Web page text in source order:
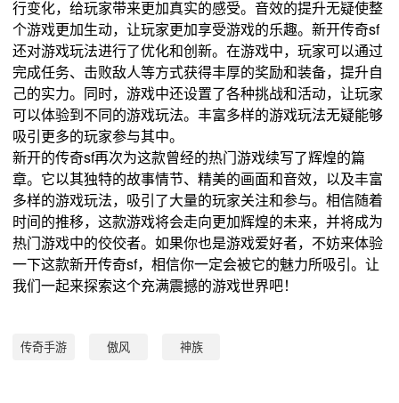
行变化，给玩家带来更加真实的感受。音效的提升无疑使整
个游戏更加生动，让玩家更加享受游戏的乐趣。新开传奇sf
还对游戏玩法进行了优化和创新。在游戏中，玩家可以通过
完成任务、击败敌人等方式获得丰厚的奖励和装备，提升自
己的实力。同时，游戏中还设置了各种挑战和活动，让玩家
可以体验到不同的游戏玩法。丰富多样的游戏玩法无疑能够
吸引更多的玩家参与其中。
新开的传奇sf再次为这款曾经的热门游戏续写了辉煌的篇
章。它以其独特的故事情节、精美的画面和音效，以及丰富
多样的游戏玩法，吸引了大量的玩家关注和参与。相信随着
时间的推移，这款游戏将会走向更加辉煌的未来，并将成为
热门游戏中的佼佼者。如果你也是游戏爱好者，不妨来体验
一下这款新开传奇sf，相信你一定会被它的魅力所吸引。让
我们一起来探索这个充满震撼的游戏世界吧！
传奇手游 傲风 神族